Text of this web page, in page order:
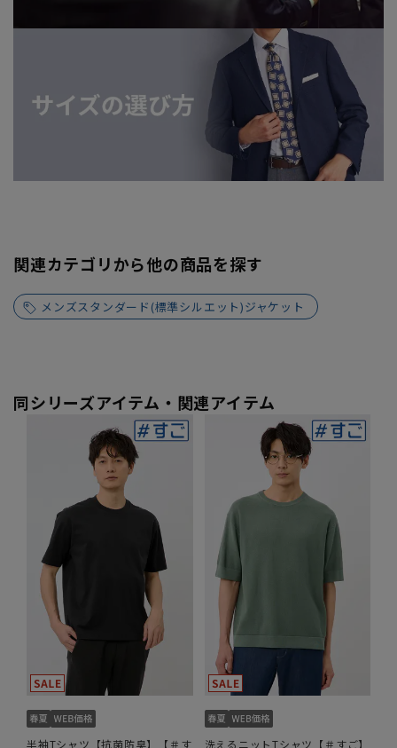
関連カテゴリから他の商品を探す
メンズスタンダード(標準シルエット)ジャケット
同シリーズアイテム・関連アイテム
半袖Tシャツ【抗菌防臭】【＃す 洗えるニットTシャツ【＃すご】